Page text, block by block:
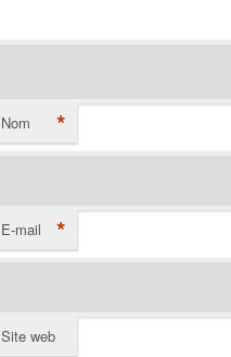
Nom *
E-mail *
Site web